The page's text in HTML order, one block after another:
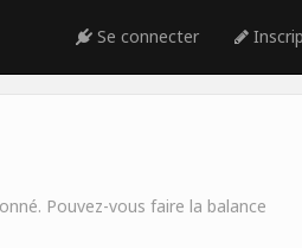
Se connecter
Pouvez-vous faire la balance